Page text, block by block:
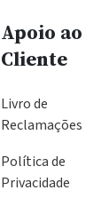
Apoio ao
Cliente
Livro de
Reclamações
Política de
Privacidade